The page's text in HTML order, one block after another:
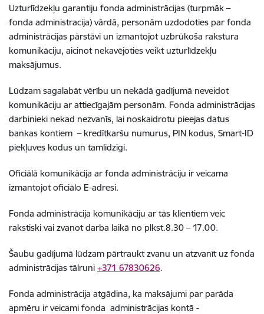
Uzturlīdzekļu garantiju fonda administrācijas (turpmāk –
fonda administracija) vārdā, personām uzdodoties par fonda
administrācijas pārstāvi un izmantojot uzbrūkoša rakstura
komunikāciju, aicinot nekavējoties veikt uzturlīdzekļu
maksājumus.
Lūdzam sagalabāt vērību un nekādā gadījumā neveidot
komunikāciju ar attiecīgajām personām. Fonda administrācijas
darbinieki nekad nezvanīs, lai noskaidrotu pieejas datus
bankas kontiem – kredītkaršu numurus, PIN kodus, Smart-ID
piekļuves kodus un tamlīdzīgi.
Oficiālā komunikācija ar fonda administrāciju ir veicama
izmantojot oficiālo E-adresi.
Fonda administrācija komunikāciju ar tās klientiem veic
rakstiski vai zvanot darba laikā no plkst.8.30 – 17.00.
Šaubu gadījumā lūdzam pārtraukt zvanu un atzvanīt uz fonda
administrācijas tālruni +371 67830626.
Fonda administrācija atgādina, ka maksājumi par parāda
apmēru ir veicami fonda administrācijas kontā -